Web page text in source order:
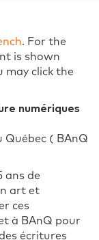
. For the
is shown
may click the
numériques
Québec ( BAnQ
ans de
art et
ces
à BAnQ pour
écritures